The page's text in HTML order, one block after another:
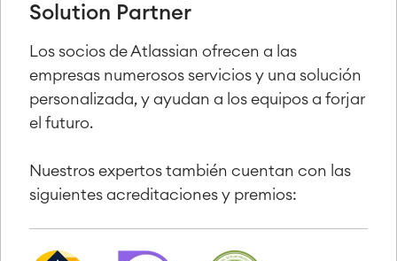
Solution Partner
Los socios de Atlassian ofrecen a las
empresas numerosos servicios y una solución
personalizada, y ayudan a los equipos a forjar
el futuro.
Nuestros expertos también cuentan con las
siguientes acreditaciones y premios: